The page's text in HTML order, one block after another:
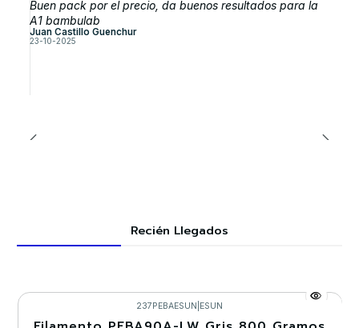
Buen pack por el precio, da buenos resultados para la
A1 bambulab
Juan Castillo Guenchur
23-10-2025
Recién Llegados
237PEBAESUN ESUN